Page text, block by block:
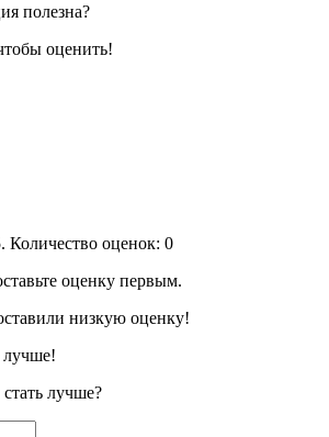
полезна?
оценить!
Количество оценок: 0
оценку первым.
низкую оценку!
лучше!
лучше?